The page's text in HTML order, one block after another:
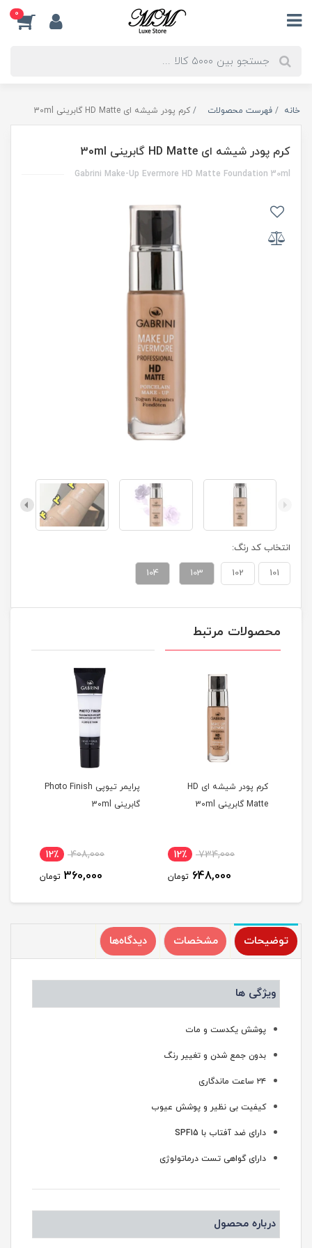
0
خانه فهرست محصولات کرم پودر شیشه ای HD Matte گابرینی 30ml
کرم پودر شیشه ای HD Matte گابرینی 30ml
Gabrini Make-Up Evermore HD Matte Foundation 30ml
انتخاب کد رنگ:
101
102
103
104
محصولات مرتبط
کرم پودر شیشه ای HD
Matte گابرینی 30ml
734,000 12٪
648,000 تومان
پرایمر تیوپی Photo Finish
گابرینی 30ml
408,000 12٪
360,000 تومان
توضیحات مشخصات دیدگاه‌ها
ویژگی ها
پوشش یکدست و مات
بدون جمع شدن و تغییر رنگ
۲۴ ساعت ماندگاری
کیفیت بی نظیر و پوشش عیوب
دارای ضد آفتاب با SPF15
دارای گواهی تست درماتولوژی
درباره محصول